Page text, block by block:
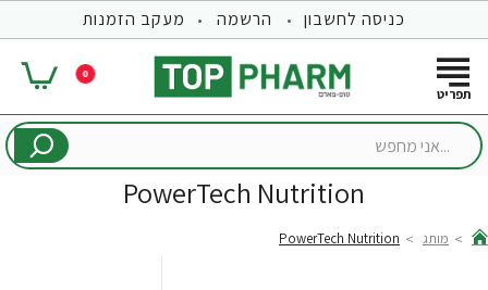
כניסה לחשבון הרשמה מעקב הזמנות
0
...אני
PowerTech Nutrition
מותג PowerTech Nutrition